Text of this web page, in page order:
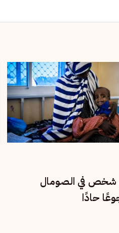
شخص في الصومال
حادًا